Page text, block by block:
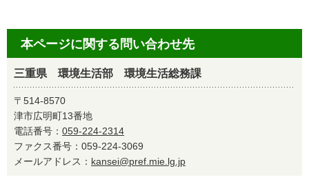
本ページに関する問い合わせ先
三重県 環境生活部 環境生活総務課
〒514-8570
津市広明町13番地
電話番号： 059-224-2314
ファクス番号：059-224-3069
メールアドレス： kansei@pref.mie.lg.jp